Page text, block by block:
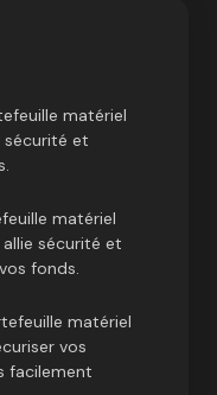
matériel
et
matériel
sécurité et
fonds.
matériel
vos
facilement